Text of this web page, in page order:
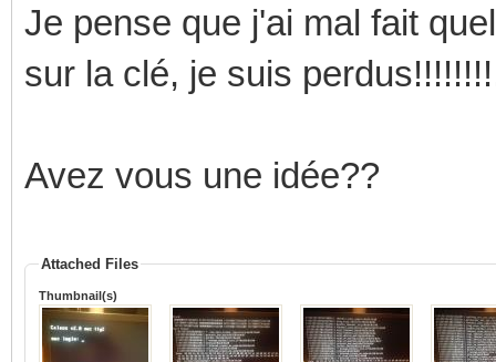
Je pense que j'ai mal fait
sur la clé, je suis
Avez vous une idée??
Attached Files
Thumbnail(s)